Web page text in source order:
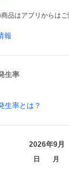
品はアプリからはご
報
生率
生率とは？
2026年9月
日 月